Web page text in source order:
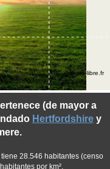
(de mayor a
Hertfordshirey
28.546 habitantes (censo
por km².
©photo-libre.fr